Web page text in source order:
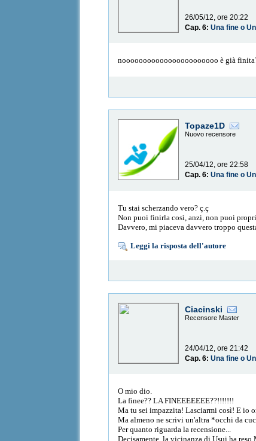
26/05/12, ore 20:22
Cap. 6:Una fine o
nooooooooooooooooooooooo è già
Topaze1D
Nuovo recensore
25/04/12, ore 22:58
Cap. 6:Una fine o
Tu stai scherzando vero? ç.ç
Non puoi finirla così, anzi, non puoi
Davvero, mi piaceva davvero troppo
Leggi la risposta dell'autore
Ciacinski
Recensore Master
24/04/12, ore 21:42
Cap. 6:Una fine o
O mio dio.
La finee?? LA FINEEEEEEE??!!!!!!!
Ma tu sei impazzita! Lasciarmi così! E io
Ma almeno ne scrivi un'altra *occhi da
Per quanto riguarda la recensione...
Decisamente, la vicinanza di Usui ha